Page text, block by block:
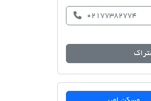
02177382774